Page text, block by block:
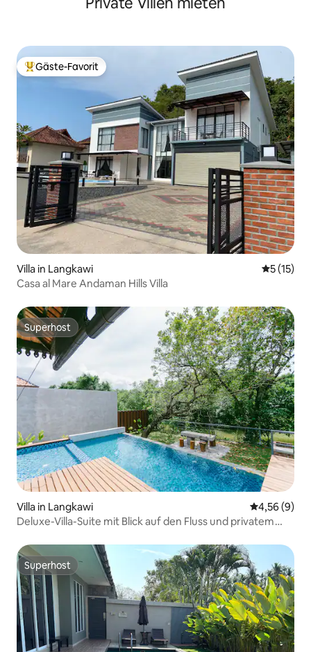
Beliebter Gäste-Favorit.
Gäste-Favorit
Villa in Langkawi
5 (15)
Casa al Mare Andaman Hills Villa
Superhost
Superhost
Villa in Langkawi
4,56 (9)
Deluxe-Villa-Suite mit Blick auf den Fluss und privatem
Superhost
Superhost